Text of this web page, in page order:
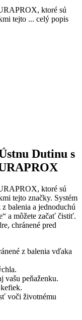
ktoré sú
tejto ... celý popis
Dutinu s
ktoré sú
tejto značky. Systém
balenia a jednoduchú
a môžete začať čistiť.
chránené pred
z balenia vďaka
vašu peňaženku.
voči životnému